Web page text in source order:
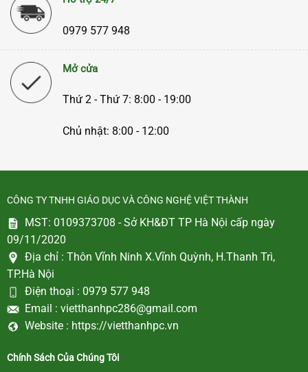
0979 577 948
Mở cửa
Thứ 2 - Thứ 7: 8:00 - 19:00
Chủ nhật: 8:00 - 12:00
CÔNG TY TNHH GIÁO DỤC VÀ CÔNG NGHỆ VIỆT THÀNH
MST: 0109373708 - Sở KH&ĐT TP Hà Nội cấp ngày
09/11/2020
Địa chỉ : Thôn Vĩnh Ninh X.Vĩnh Quỳnh, H.Thanh Trì,
TP.Hà Nội
Điện thoại : 0979 577 948
Email : vietthanhpc286@gmail.com
Website : https://vietthanhpc.vn
Chính Sách Của Chúng Tôi